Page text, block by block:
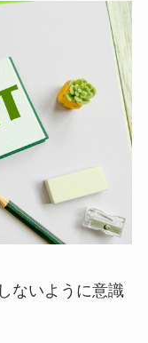
ないように意識